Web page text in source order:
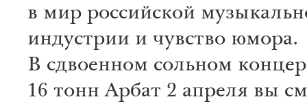
в мир российской
индустрии и чувство юмора.
В сдвоенном сольном
16 тонн Арбат 2 апреля вы